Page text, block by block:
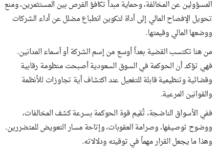
المسؤولين عن المخالفة، وحماية مبدأ تكافؤ الفرص بين المستثمرين، ومنع
تحويل الإفصاح المالي إلى أداة لتكوين انطباع مضلل عن أداء الشركات
ووضعها المالي وقيمتها.
من هنا تكتسب القضية بعداً أوسع من إسم الشركة أو أسماء المدانين.
فهي تؤكد أن الحوكمة في السوق السعودية أصبحت منظومة رقابية
وقضائية وتنظيمية قابلة للتفعيل عند اكتشاف أية تجاوزات للأنظمة
والقوانين المرعية.
ففي الأسواق الناضجة، تُقيم قوة الحوكمة بسرعة كشف المخالفات،
ووضوح توصيفها، وصرامة العقوبات، وإتاحة مسار التعويض للمتضررين.
وهذا ما يجعل القرار مهماً في توقيته ودلالاته.